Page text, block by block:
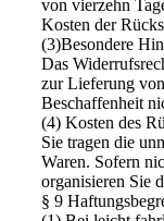
von vierzehn
Kosten der
(3)Besondere
Das
zur Lieferung
Beschaffenheit
(4) Kosten des
Sie tragen die
Waren. Sofern
organisieren Sie
§ 9